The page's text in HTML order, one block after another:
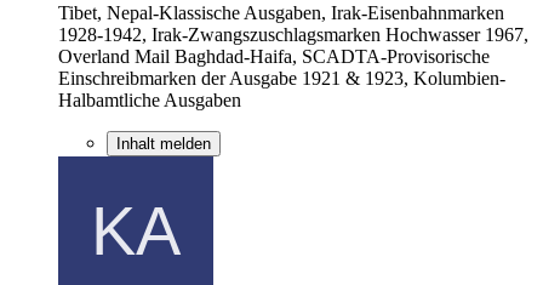
Tibet, Nepal-Klassische Ausgaben, Irak-Eisenbahnmarken
1928-1942, Irak-Zwangszuschlagsmarken Hochwasser 1967,
Overland Mail Baghdad-Haifa, SCADTA-Provisorische
Einschreibmarken der Ausgabe 1921 & 1923, Kolumbien-
Halbamtliche Ausgaben
Inhalt melden